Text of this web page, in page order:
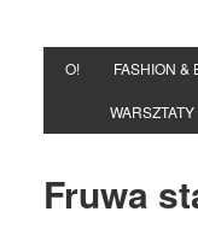
O! FASHION &
WARSZTATY
Fruwa